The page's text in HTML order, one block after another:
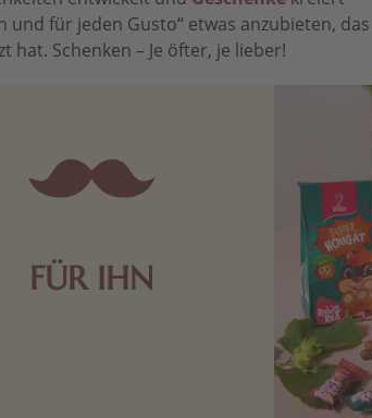
für jeden Gusto“ etwas anzubieten, das
hat. Schenken – Je öfter, je lieber!
FÜR IHN